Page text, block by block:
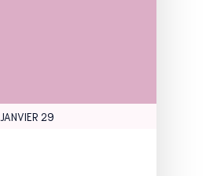
JANVIER 29